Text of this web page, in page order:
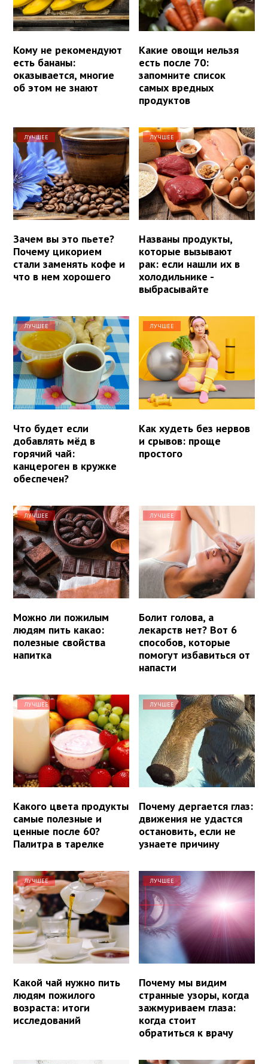
Кому не рекомендуют
есть бананы:
оказывается, многие
об этом не знают
Какие овощи нельзя
есть после 70:
запомните список
самых вредных
продуктов
ЛУЧШЕЕ
Зачем вы это пьете?
Почему цикорием
стали заменять кофе и
что в нем хорошего
ЛУЧШЕЕ
Названы продукты,
которые вызывают
рак: если нашли их в
холодильнике -
выбрасывайте
ЛУЧШЕЕ
Что будет если
добавлять мёд в
горячий чай:
канцероген в кружке
обеспечен?
ЛУЧШЕЕ
Как худеть без нервов
и срывов: проще
простого
ЛУЧШЕЕ
Можно ли пожилым
людям пить какао:
полезные свойства
напитка
ЛУЧШЕЕ
Болит голова, а
лекарств нет? Вот 6
способов, которые
помогут избавиться от
напасти
ЛУЧШЕЕ
Какого цвета продукты
самые полезные и
ценные после 60?
Палитра в тарелке
ЛУЧШЕЕ
Почему дергается глаз:
движения не удастся
остановить, если не
узнаете причину
ЛУЧШЕЕ
Какой чай нужно пить
людям пожилого
возраста: итоги
исследований
ЛУЧШЕЕ
Почему мы видим
странные узоры, когда
зажмуриваем глаза:
когда стоит
обратиться к врачу